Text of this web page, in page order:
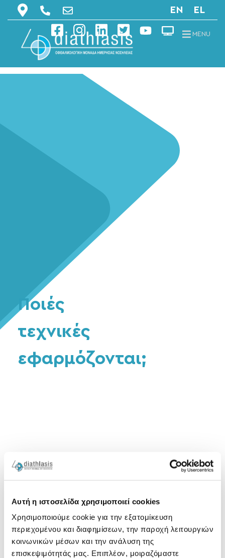
Αυτή η ιστοσελίδα χρησιμοποιεί cookies
Χρησιμοποιούμε cookie για την εξατομίκευση
περιεχομένου και διαφημίσεων, την παροχή λειτουργιών
κοινωνικών μέσων και την ανάλυση της
επισκεψιμότητάς μας. Επιπλέον, μοιραζόμαστε
EN EL
MENU
Ποιές
τεχνικές
εφαρμόζονται;